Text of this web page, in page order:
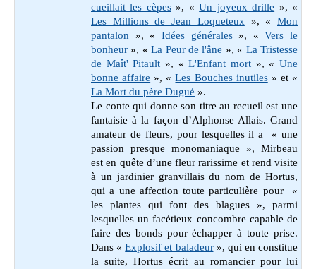
cueillait les cèpes», «Un joyeux drille », «
Les Millions de Jean Loqueteux», «Mon
pantalon », « Idées générales», «Vers le
bonheur », «La Peur de l'âne », « La Tristesse
de Maît' Pitault », «L'Enfant mort », «Une
bonne affaire », «Les Bouches inutiles» et«
La Mort du père Dugué ».
Le conte qui donne son titre au recueil est une
fantaisie à la façon d’Alphonse Allais. Grand
amateur de fleurs, pour lesquelles il a « une
passion presque monomaniaque », Mirbeau
est en quête d’une fleur rarissime et rend visite
à un jardinier granvillais du nom de Hortus,
qui a une affection toute particulière pour «
les plantes qui font des blagues », parmi
lesquelles un facétieux concombre capable de
faire des bonds pour échapper à toute prise.
Dans «Explosif et baladeur», qui en constitue
la suite, Hortus écrit au romancier pour lui